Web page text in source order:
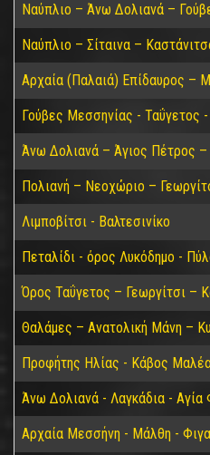
Ναύπλιο – Άνω Δολιανά –
Ναύπλιο – Σίταινα –
Αρχαία (Παλαιά) Επίδαυρος –
Γούβες Μεσσηνίας - Ταΰγετος
Άνω Δολιανά – Άγιος Πέτρος
Πολιανή – Νεοχώριο –
Λιμποβίτσι - Βαλτεσινίκο
Πεταλίδι - όρος Λυκόδημο -
Όρος Ταΰγετος – Γεωργίτσι –
Θαλάμες – Ανατολική Μάνη –
Προφήτης Ηλίας - Κάβος
Άνω Δολιανά - Λαγκάδια - Αγία
Αρχαία Μεσσήνη - Μάλθη -